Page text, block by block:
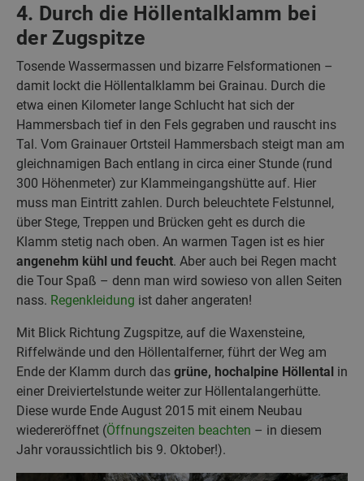
4. Durch die Höllentalklamm bei
der Zugspitze
Tosende Wassermassen und bizarre Felsformationen –
damit lockt die Höllentalklamm bei Grainau. Durch die
etwa einen Kilometer lange Schlucht hat sich der
Hammersbach tief in den Fels gegraben und rauscht ins
Tal. Vom Grainauer Ortsteil Hammersbach steigt man am
gleichnamigen Bach entlang in circa einer Stunde (rund
300 Höhenmeter) zur Klammeingangshütte auf. Hier
muss man Eintritt zahlen. Durch beleuchtete Felstunnel,
über Stege, Treppen und Brücken geht es durch die
Klamm stetig nach oben. An warmen Tagen ist es hier
angenehm kühl und feucht. Aber auch bei Regen macht
die Tour Spaß – denn man wird sowieso von allen Seiten
nass. Regenkleidung ist daher angeraten!
Mit Blick Richtung Zugspitze, auf die Waxensteine,
Riffelwände und den Höllentalferner, führt der Weg am
Ende der Klamm durch das grüne, hochalpine Höllental in
einer Dreiviertelstunde weiter zur Höllentalangerhütte.
Diese wurde Ende August 2015 mit einem Neubau
wiedereröffnet (Öffnungszeiten beachten – in diesem
Jahr voraussichtlich bis 9. Oktober!).